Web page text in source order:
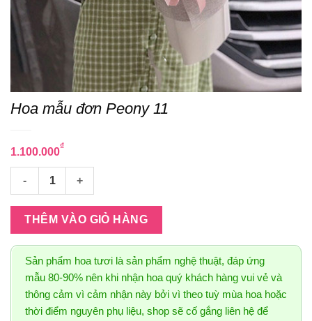
Hoa mẫu đơn Peony 11
1.100.000₫
Hoa mẫu đơn Peony 11 số lượng
THÊM VÀO GIỎ HÀNG
Sản phẩm hoa tươi là sản phẩm nghệ thuật, đáp ứng
mẫu 80-90% nên khi nhận hoa quý khách hàng vui vẻ và
thông cảm vì cảm nhận này bởi vì theo tuỳ mùa hoa hoặc
thời điểm nguyên phụ liệu, shop sẽ cố gắng liên hệ để